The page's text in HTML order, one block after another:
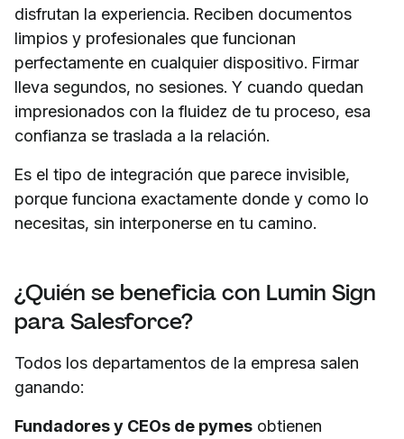
disfrutan la experiencia. Reciben documentos
limpios y profesionales que funcionan
perfectamente en cualquier dispositivo. Firmar
lleva segundos, no sesiones. Y cuando quedan
impresionados con la fluidez de tu proceso, esa
confianza se traslada a la relación.
Es el tipo de integración que parece invisible,
porque funciona exactamente donde y como lo
necesitas, sin interponerse en tu camino.
¿Quién se beneficia con Lumin Sign
para Salesforce?
Todos los departamentos de la empresa salen
ganando:
Fundadores y CEOs de pymes obtienen